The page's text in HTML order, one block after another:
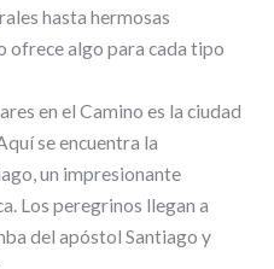
hasta hermosas
ofrece algo para cada tipo
en el Camino es la ciudad
se encuentra la
un impresionante
Los peregrinos llegan a
del apóstol Santiago y